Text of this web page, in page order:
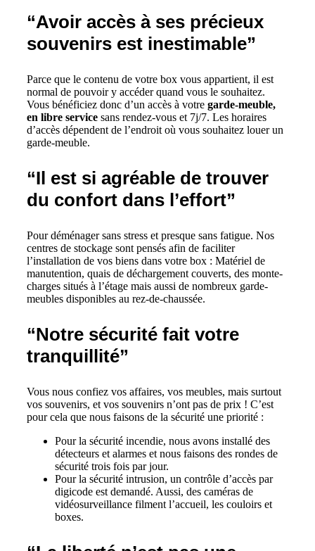
“Avoir accès à ses précieux
souvenirs est inestimable”
Parce que le contenu de votre box vous appartient, il est
normal de pouvoir y accéder quand vous le souhaitez.
Vous bénéficiez donc d’un accès à votre garde-meuble,
en libre service sans rendez-vous et 7j/7. Les horaires
d’accès dépendent de l’endroit où vous souhaitez louer un
garde-meuble.
“Il est si agréable de trouver
du confort dans l’effort”
Pour déménager sans stress et presque sans fatigue. Nos
centres de stockage sont pensés afin de faciliter
l’installation de vos biens dans votre box : Matériel de
manutention, quais de déchargement couverts, des monte-
charges situés à l’étage mais aussi de nombreux garde-
meubles disponibles au rez-de-chaussée.
“Notre sécurité fait votre
tranquillité”
Vous nous confiez vos affaires, vos meubles, mais surtout
vos souvenirs, et vos souvenirs n’ont pas de prix ! C’est
pour cela que nous faisons de la sécurité une priorité :
Pour la sécurité incendie, nous avons installé des
détecteurs et alarmes et nous faisons des rondes de
sécurité trois fois par jour.
Pour la sécurité intrusion, un contrôle d’accès par
digicode est demandé. Aussi, des caméras de
vidéosurveillance filment l’accueil, les couloirs et
boxes.